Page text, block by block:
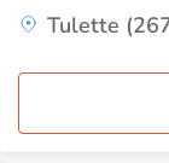
Tulette